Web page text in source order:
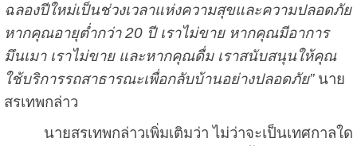
ฉลองปีใหม่เป็นช่วงเวลาแห่งความสุขและความปลอดภัย
หากคุณอายุต่ำกว่า 20 ปี เราไม่ขาย หากคุณมีอาการ
มึนเมา เราไม่ขาย และหากคุณดื่ม เราสนับสนุนให้คุณ
ใช้บริการรถสาธารณะเพื่อกลับบ้านอย่างปลอดภัย”นาย
สรเทพกล่าว
นายสรเทพกล่าวเพิ่มเติมว่า ไม่ว่าจะเป็นเทศกาลใด